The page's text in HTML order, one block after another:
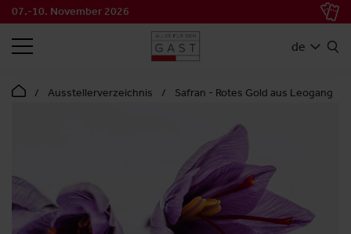
07.-10. November 2026
de
SUCHEN
Ausstellerverzeichnis Safran - Rotes Gold aus Leogang